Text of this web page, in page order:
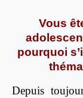
Vous
pourquoi
Depuis